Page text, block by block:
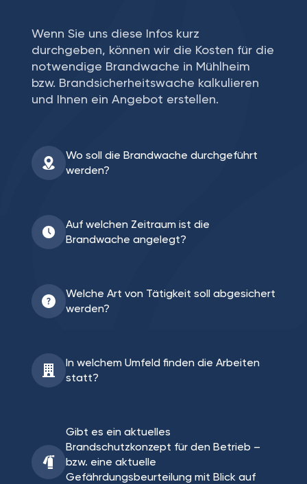
Wenn Sie uns diese Infos kurz
durchgeben, können wir die Kosten für die
notwendige Brandwache in Mühlheim
bzw. Brandsicherheitswache kalkulieren
und Ihnen ein Angebot erstellen.
Wo soll die Brandwache durchgeführt
werden?
Auf welchen Zeitraum ist die
Brandwache angelegt?
Welche Art von Tätigkeit soll abgesichert
werden?
In welchem Umfeld finden die Arbeiten
statt?
Gibt es ein aktuelles
Brandschutzkonzept für den Betrieb –
bzw. eine aktuelle
Gefährdungsbeurteilung mit Blick auf